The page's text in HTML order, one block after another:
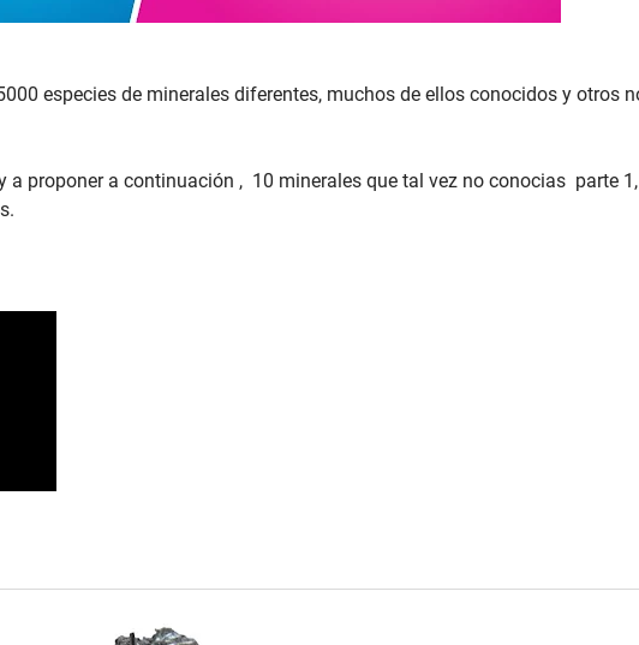
especies de minerales diferentes, muchos de ellos conocidos y otros
a proponer a continuación , 10 minerales que tal vez no conocias parte 1,